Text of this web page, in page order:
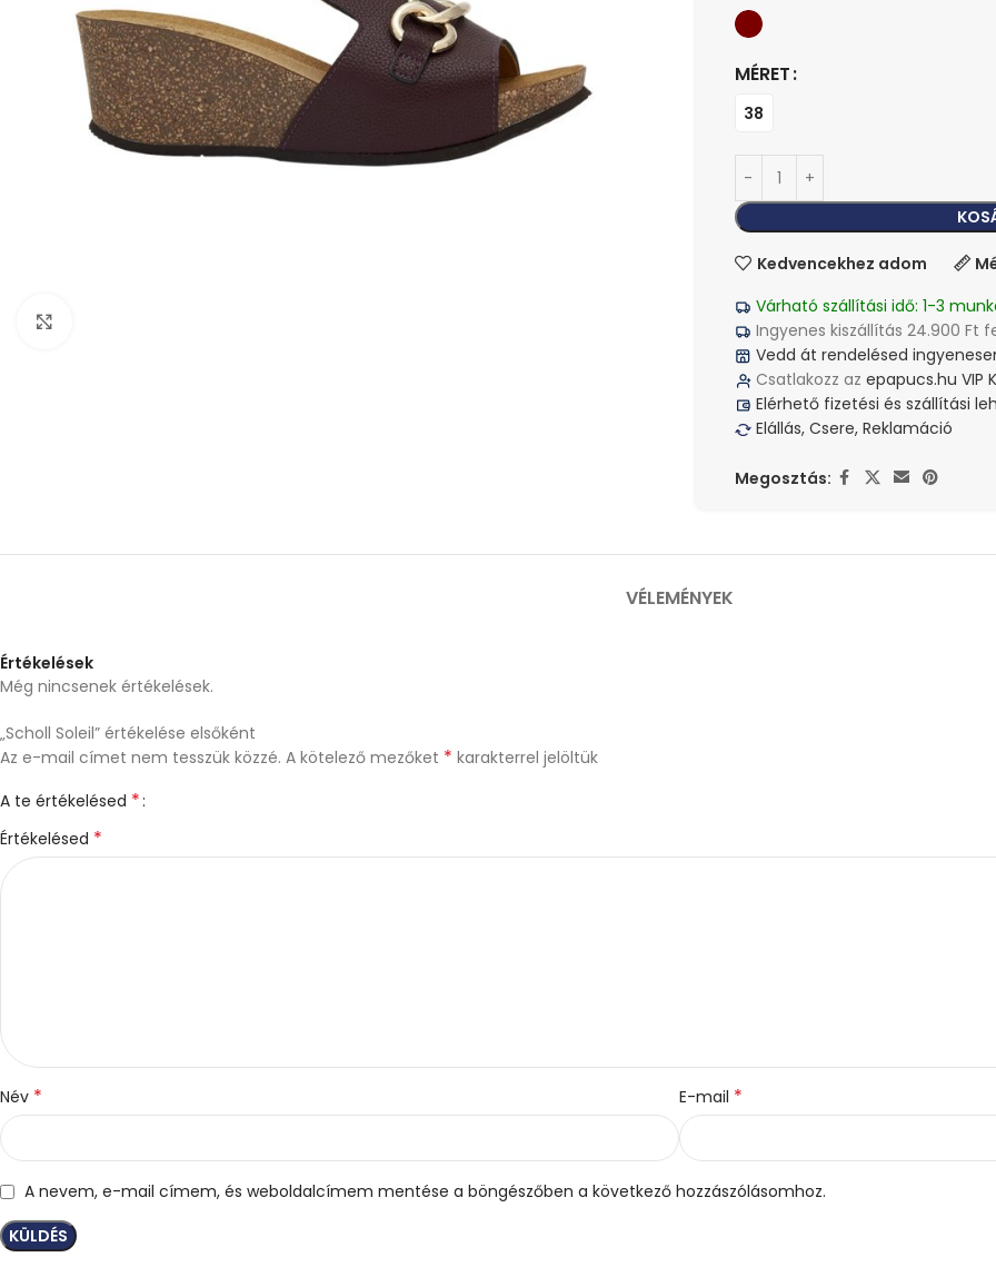
MÉRET
38
Kedvencekhez adom
Várható szállítási idő: 1-3
Ingyenes kiszállítás 24.900 Ft
Vedd át rendelésed
Csatlakozz az epapucs.hu VIP
Elérhető fizetési és szállítási
Elállás, Csere, Reklamáció
Megosztás:
VÉLEMÉNYEK
Értékelések
Még nincsenek értékelések.
„Scholl Soleil” értékelése elsőként
Az e-mail címet nem tesszük közzé. A kötelező mezőket * karakterrel jelöltük
A te értékelésed *
Értékelésed *
Név * E-mail *
A nevem, e-mail címem, és weboldalcímem mentése a böngészőben a következő hozzászólásomhoz.